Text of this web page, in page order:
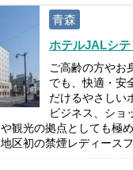
青森
ホテルJALシテ
ご高齢の方やお
でも、快適・安
だけるやさしい
ビジネス、ショ
観光の拠点としても極
区初の禁煙レディース